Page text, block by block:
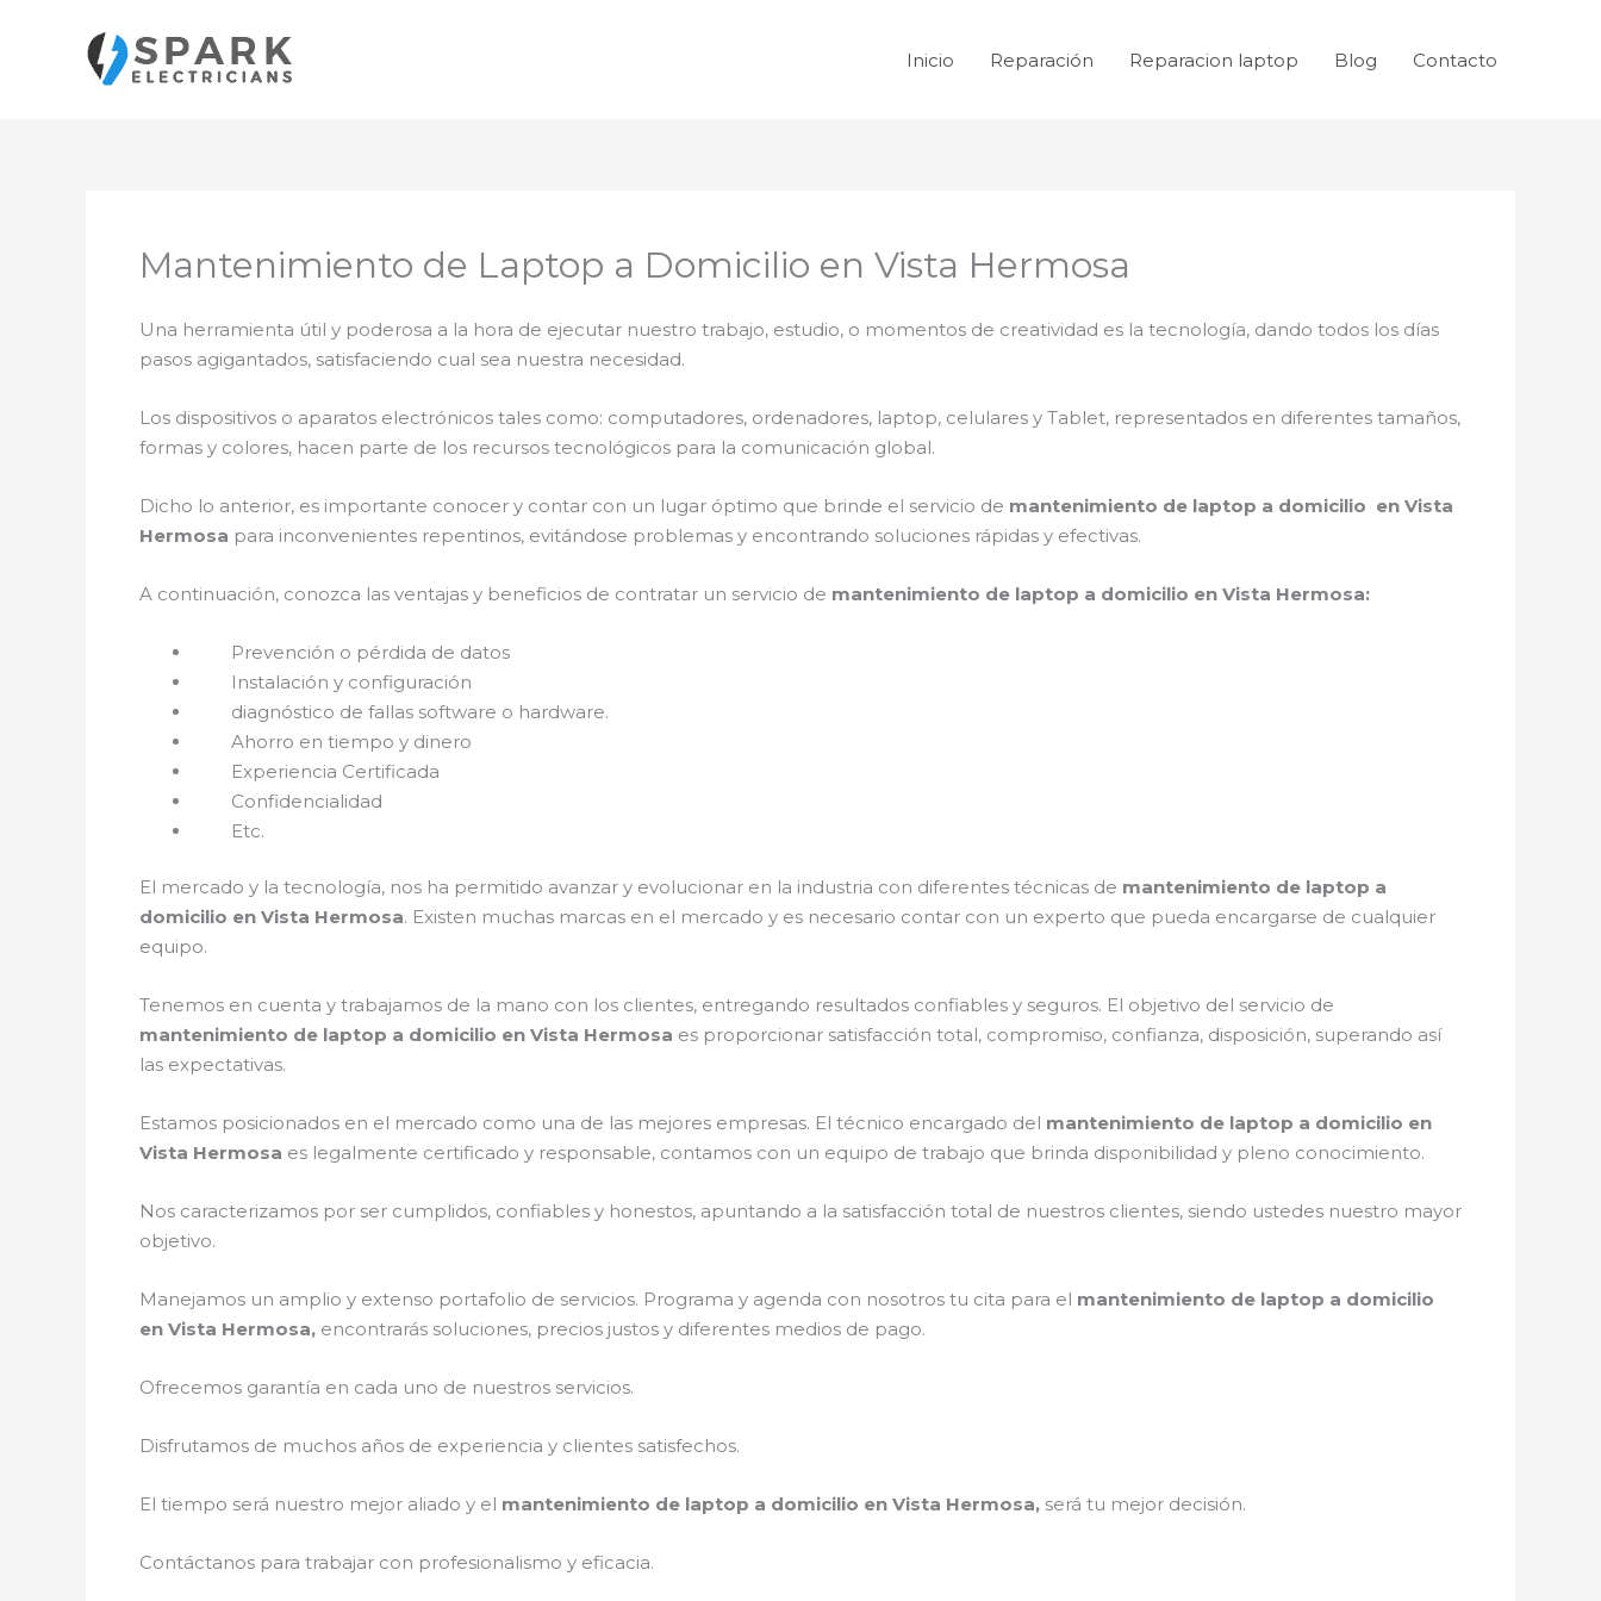
contenido
Inicio Reparación Reparacion laptop Blog Contacto
Mantenimiento de Laptop a Domicilio en Vista Hermosa
Una herramienta útil y poderosa a la hora de ejecutar nuestro trabajo, estudio, o momentos de creatividad es la tecnología, dando todos los días
pasos agigantados, satisfaciendo cual sea nuestra necesidad.
Los dispositivos o aparatos electrónicos tales como: computadores, ordenadores, laptop, celulares y Tablet, representados en diferentes tamaños,
formas y colores, hacen parte de los recursos tecnológicos para la comunicación global.
Dicho lo anterior, es importante conocer y contar con un lugar óptimo que brinde el servicio de mantenimiento de laptop a domicilio en Vista
Hermosa para inconvenientes repentinos, evitándose problemas y encontrando soluciones rápidas y efectivas.
A continuación, conozca las ventajas y beneficios de contratar un servicio de mantenimiento de laptop a domicilio en Vista Hermosa:
Prevención o pérdida de datos
Instalación y configuración
diagnóstico de fallas software o hardware.
Ahorro en tiempo y dinero
Experiencia Certificada
Confidencialidad
Etc.
El mercado y la tecnología, nos ha permitido avanzar y evolucionar en la industria con diferentes técnicas de mantenimiento de laptop a
domicilio en Vista Hermosa. Existen muchas marcas en el mercado y es necesario contar con un experto que pueda encargarse de cualquier
equipo.
Tenemos en cuenta y trabajamos de la mano con los clientes, entregando resultados confiables y seguros. El objetivo del servicio de
mantenimiento de laptop a domicilio en Vista Hermosa es proporcionar satisfacción total, compromiso, confianza, disposición, superando así
las expectativas.
Estamos posicionados en el mercado como una de las mejores empresas. El técnico encargado del mantenimiento de laptop a domicilio en
Vista Hermosa es legalmente certificado y responsable, contamos con un equipo de trabajo que brinda disponibilidad y pleno conocimiento.
Nos caracterizamos por ser cumplidos, confiables y honestos, apuntando a la satisfacción total de nuestros clientes, siendo ustedes nuestro mayor
objetivo.
Manejamos un amplio y extenso portafolio de servicios. Programa y agenda con nosotros tu cita para el mantenimiento de laptop a domicilio
en Vista Hermosa, encontrarás soluciones, precios justos y diferentes medios de pago.
Ofrecemos garantía en cada uno de nuestros servicios.
Disfrutamos de muchos años de experiencia y clientes satisfechos.
El tiempo será nuestro mejor aliado y el mantenimiento de laptop a domicilio en Vista Hermosa, será tu mejor decisión.
Contáctanos para trabajar con profesionalismo y eficacia.